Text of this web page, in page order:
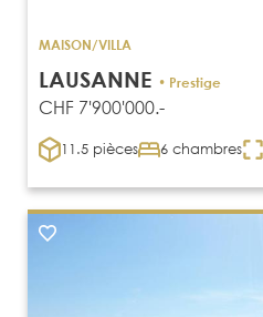
MAISON/VILLA
LAUSANNE • Prestige
CHF 7'900'000.-
11.5 pièces 6 chambres